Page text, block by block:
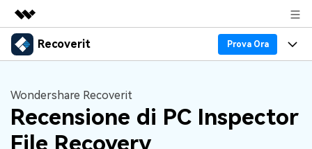
Prodotti in evidenza
Utilità
Panoramica
Soluzione
Chi siamo
Recoverit Prova Ora
Recupero Dati
Funzionalità
Recover file Media
Wondershare Recoverit
Recensione di PC Inspector
File Recovery